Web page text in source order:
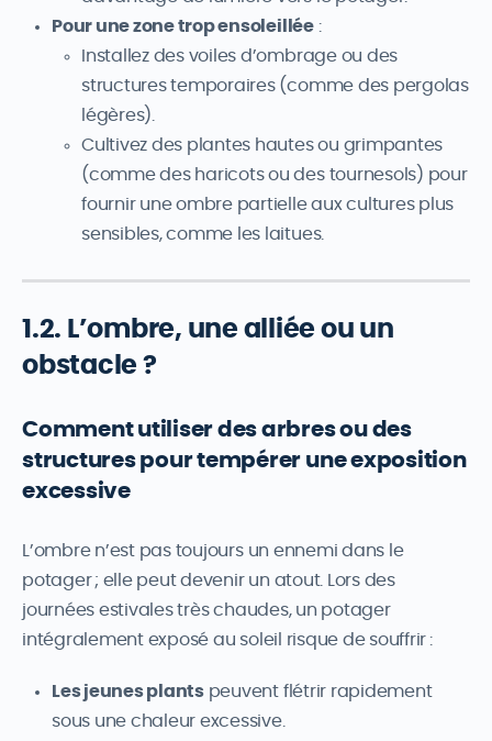
Pour une zone trop ensoleillée:
Installez des voiles d’ombrage ou des
structures temporaires (comme des pergolas
légères).
Cultivez des plantes hautes ou grimpantes
(comme des haricots ou des tournesols) pour
fournir une ombre partielle aux cultures plus
sensibles, comme les laitues.
1.2. L’ombre, une alliée ou un
obstacle ?
Comment utiliser des arbres ou des
structures pour tempérer une exposition
excessive
L’ombre n’est pas toujours un ennemi dans le
potager ; elle peut devenir un atout. Lors des
journées estivales très chaudes, un potager
intégralement exposé au soleil risque de souffrir :
Les jeunes plantspeuvent flétrir rapidement
sous une chaleur excessive.